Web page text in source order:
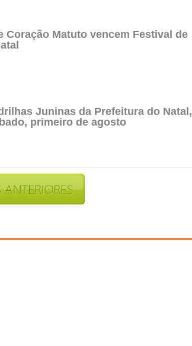
Coração Matuto vencem Festival de
Juninas da Prefeitura do Natal,
primeiro de agosto